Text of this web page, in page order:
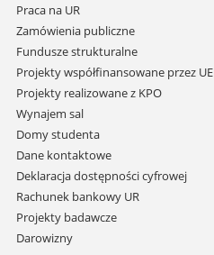
Praca na UR
Zamówienia publiczne
Fundusze strukturalne
Projekty współfinansowane przez UE
Projekty realizowane z KPO
Wynajem sal
Domy studenta
Dane kontaktowe
Deklaracja dostępności cyfrowej
Rachunek bankowy UR
Projekty badawcze
Darowizny